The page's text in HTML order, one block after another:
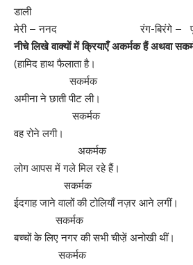
डाली
मेरी – ननद रंग-बिरंगे –
नीचे लिखे वाक्यों में क्रियाएँ अकर्मक हैं अथवा
(हामिद हाथ
सकर्मक
अमीना ने छाती
सकर्मक
वह रोने
अकर्मक
लोग आपस में गले
सकर्मक
ईदगाह जाने वालों की
सकर्मक
बच्चों के लिए नगर की सभी
सकर्मक